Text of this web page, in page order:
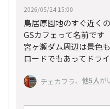
2026/05/24 15:00
鳥居原園地のすぐ近く
GSカフェって名前です
宮ヶ瀬ダム周辺は景色
ロードでもあってドラ
チェカフラ、 他5人が